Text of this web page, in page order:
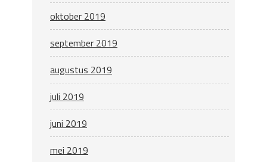
oktober 2019
september 2019
augustus 2019
juli 2019
juni 2019
mei 2019